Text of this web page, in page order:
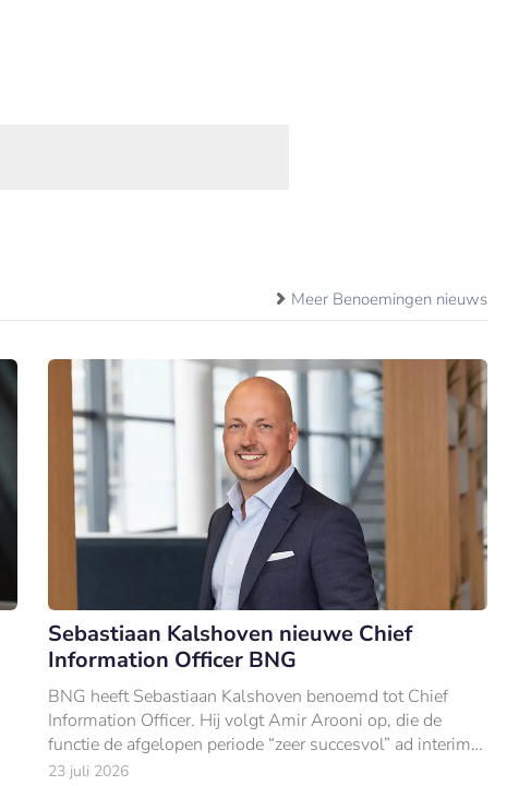
Meer Benoemingen nieuws
Sebastiaan Kalshoven nieuwe Chief
Information Officer BNG
BNG heeft Sebastiaan Kalshoven benoemd tot Chief
Information Officer. Hij volgt Amir Arooni op, die de
functie de afgelopen periode “zeer succesvol” ad interim
vervulde.
23 juli 2026